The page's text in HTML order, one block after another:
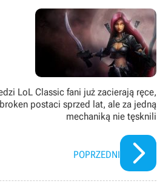
i z umiarem. Na forum pisze pod
LoL Classic fani już zacierają ręce,
postaci sprzed lat, ale za jedną
mechaniką nie tęsknili
POPRZEDNI